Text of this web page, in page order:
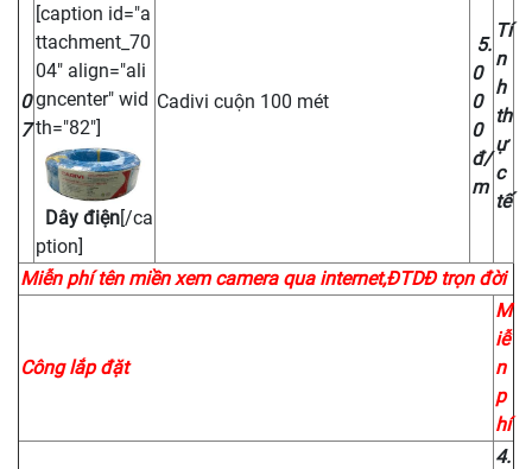
0
7
[caption id="a
ttachment_70
04" align="ali
gncenter" wid
th="82"]
Dây điện[/ca
ption]
Cadivi cuộn 100 mét
5.
0
0
0
đ/
m
Tí
n
h
th
ự
c
tế
Miễn phí tên miền xem camera qua internet,ĐTDĐ trọn đời
Công lắp đặt
M
iễ
n
p
hí
4.